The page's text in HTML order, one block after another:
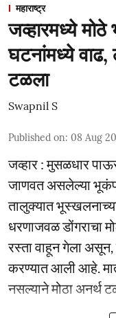
महाराष्ट्र
जव्हारमध्ये
घटनांमध्ये
टळला
Swapnil S
Published on: 08 Aug
जव्हार : मुसळधार
जाणवत असलेल्या
तालुक्यात
धरणाजवळ डोंगराचा
रस्ता वाहून गेला असून,
करण्यात आली आहे.
नसल्याने मोठा अनर्थ